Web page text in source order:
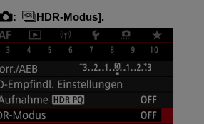
: HDR-Modus].